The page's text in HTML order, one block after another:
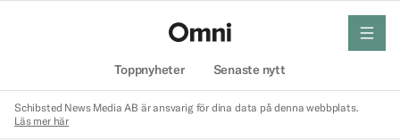
Toppnyheter Senaste nytt
meny
Schibsted News Media AB är ansvarig för dina data på denna webbplats.
Läs mer här